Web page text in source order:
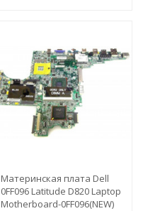
Материнская плата Dell
0FF096 Latitude D820 Laptop
Motherboard-0FF096(NEW)